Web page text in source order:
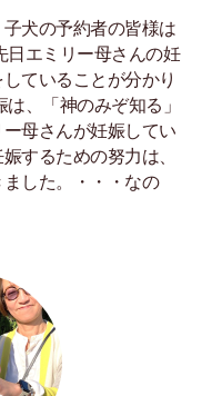
犬の予約者の皆様は
日エミリー母さんの妊
ていることが分かり
、「神のみぞ知る」
母さんが妊娠してい
するための努力は、
した。・・・なの